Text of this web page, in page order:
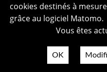
cookies destinés à
grâce au logiciel Matomo.
Vous êtes
OK